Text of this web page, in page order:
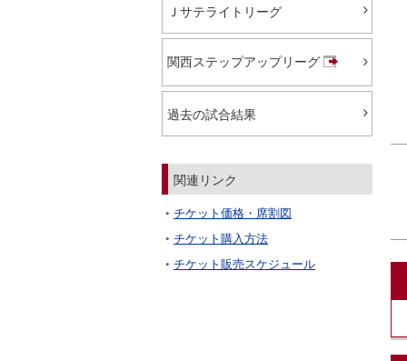
Ｊサテライトリーグ
関西ステップアップリーグ
過去の試合結果
関連リンク
チケット価格・席割図
チケット購入方法
チケット販売スケジュール